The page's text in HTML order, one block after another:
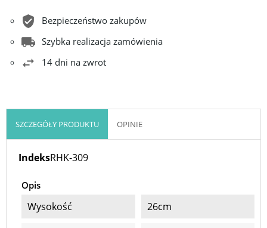
Bezpieczeństwo zakupów
Szybka realizacja zamówienia
14 dni na zwrot
SZCZEGÓŁY PRODUKTU OPINIE
IndeksRHK-309
Opis
Wysokość 26cm